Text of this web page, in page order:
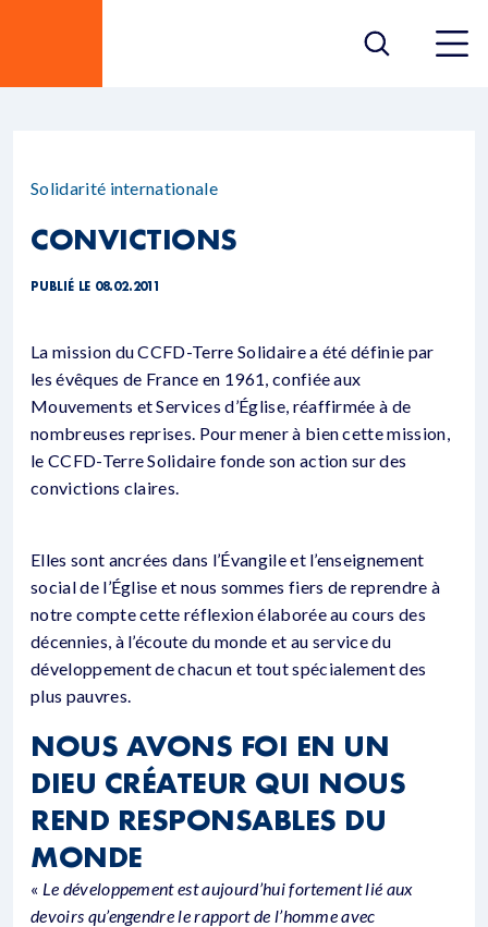
Solidarité internationale
CONVICTIONS
PUBLIÉ LE 08.02.2011
La mission du CCFD-Terre Solidaire a été définie par
les évêques de France en 1961, confiée aux
Mouvements et Services d’Église, réaffirmée à de
nombreuses reprises. Pour mener à bien cette mission,
le CCFD-Terre Solidaire fonde son action sur des
convictions claires.
Elles sont ancrées dans l’Évangile et l’enseignement
social de l’Église et nous sommes fiers de reprendre à
notre compte cette réflexion élaborée au cours des
décennies, à l’écoute du monde et au service du
développement de chacun et tout spécialement des
plus pauvres.
NOUS AVONS FOI EN UN
DIEU CRÉATEUR QUI NOUS
REND RESPONSABLES DU
MONDE
« Le développement est aujourd’hui fortement lié aux
devoirs qu’engendre le rapport de l’homme avec